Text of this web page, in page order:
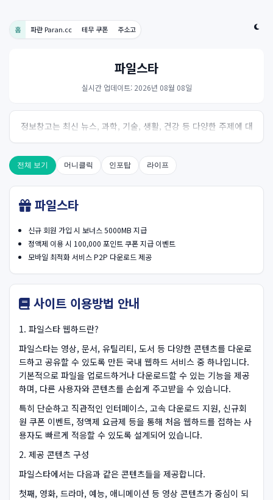
홈 파란 Paran.cc 테무 쿠폰 주소고
파일스타
실시간 업데이트: 2026년 08월 08일
정보창고는 최신 뉴스, 과학, 기술, 생활, 건강 등 다양한 주제에 대
한 신뢰성 있는 정보를 제공하는 온라인 자료실입니다.
전체 보기 머니클릭 인포탑 라이프
파일스타
신규 회원 가입 시 보너스 5000MB 지급
정액제 이용 시 100,000 포인트 쿠폰 지급 이벤트
모바일 최적화 서비스 P2P 다운로드 제공
사이트 이용방법 안내
1. 파일스타 웹하드란?
파일스타는 영상, 문서, 유틸리티, 도서 등 다양한 콘텐츠를 다운로
드하고 공유할 수 있도록 만든 국내 웹하드 서비스 중 하나입니다.
기본적으로 파일을 업로드하거나 다운로드할 수 있는 기능을 제공
하며, 다른 사용자와 콘텐츠를 손쉽게 주고받을 수 있습니다.
특히 단순하고 직관적인 인터페이스, 고속 다운로드 지원, 신규회
원 쿠폰 이벤트, 정액제 요금제 등을 통해 처음 웹하드를 접하는 사
용자도 빠르게 적응할 수 있도록 설계되어 있습니다.
2. 제공 콘텐츠 구성
파일스타에서는 다음과 같은 콘텐츠들을 제공합니다.
첫째, 영화, 드라마, 예능, 애니메이션 등 영상 콘텐츠가 중심이 되